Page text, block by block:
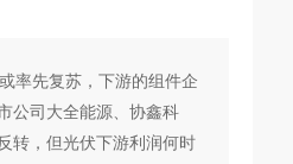
率先复苏，下游的组件企
公司大全能源、协鑫科
转，但光伏下游利润何时